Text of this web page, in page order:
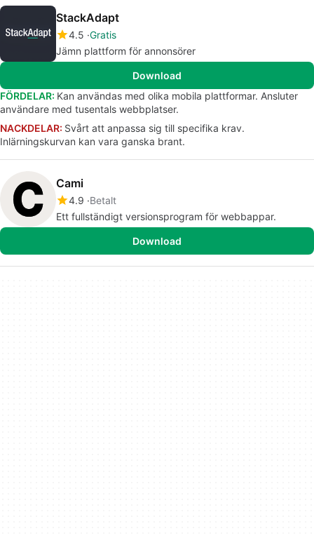
StackAdapt
4.5 Gratis
Jämn plattform för annonsörer
Download
FÖRDELAR: Kan användas med olika mobila plattformar. Ansluter
användare med tusentals webbplatser.
NACKDELAR: Svårt att anpassa sig till specifika krav.
Inlärningskurvan kan vara ganska brant.
Cami
4.9 Betalt
Ett fullständigt versionsprogram för webbappar.
Download